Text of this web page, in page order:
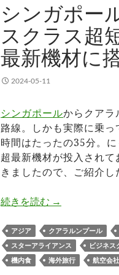
シンガポー
スクラス超
最新機材に
2024-05-11
シンガポールからクアラ
路線。しかも実際に乗
時間はたったの35分。
超最新機材が投入され
きましたので、ご紹介し
続きを読む シンガポール
→
アジア クアラルンプール
スターアライアンス
ビジネス
機内食
海外旅行 航空会社